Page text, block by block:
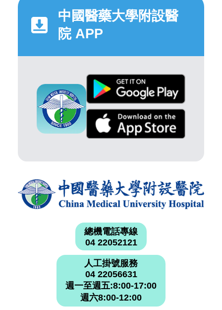
中國醫藥大學附設醫
院 APP
總機電話專線
04 22052121
人工掛號服務
04 22056631
週一至週五:8:00-17:00
週六8:00-12:00